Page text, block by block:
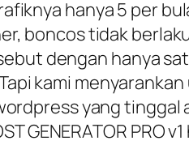
hanya 5 per
boncos tidak
dengan hanya
kami
yang tinggal
PRO